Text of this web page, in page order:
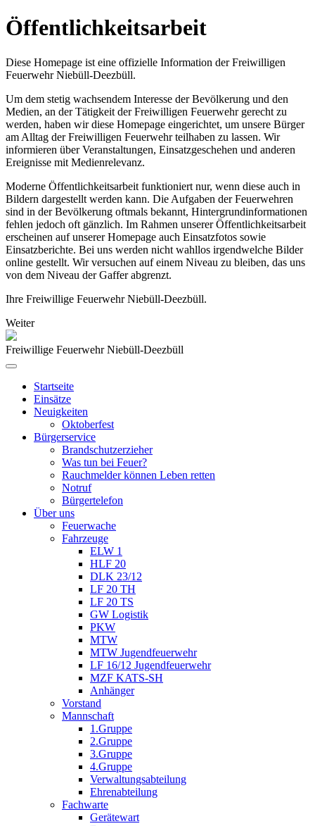
Öffentlichkeitsarbeit
Diese Homepage ist eine offizielle Information der Freiwilligen
Feuerwehr Niebüll-Deezbüll.
Um dem stetig wachsendem Interesse der Bevölkerung und den
Medien, an der Tätigkeit der Freiwilligen Feuerwehr gerecht zu
werden, haben wir diese Homepage eingerichtet, um unsere Bürger
am Alltag der Freiwilligen Feuerwehr teilhaben zu lassen. Wir
informieren über Veranstaltungen, Einsatzgeschehen und anderen
Ereignisse mit Medienrelevanz.
Moderne Öffentlichkeitsarbeit funktioniert nur, wenn diese auch in
Bildern dargestellt werden kann. Die Aufgaben der Feuerwehren
sind in der Bevölkerung oftmals bekannt, Hintergrundinformationen
fehlen jedoch oft gänzlich. Im Rahmen unserer Öffentlichkeitsarbeit
erscheinen auf unserer Homepage auch Einsatzfotos sowie
Einsatzberichte. Bei uns werden nicht wahllos irgendwelche Bilder
online gestellt. Wir versuchen auf einem Niveau zu bleiben, das uns
von dem Niveau der Gaffer abgrenzt.
Ihre Freiwillige Feuerwehr Niebüll-Deezbüll.
Weiter
Freiwillige Feuerwehr Niebüll-Deezbüll
Startseite
Einsätze
Neuigkeiten
Oktoberfest
Bürgerservice
Brandschutzerzieher
Was tun bei Feuer?
Rauchmelder können Leben retten
Notruf
Bürgertelefon
Über uns
Feuerwache
Fahrzeuge
ELW 1
HLF 20
DLK 23/12
LF 20 TH
LF 20 TS
GW Logistik
PKW
MTW
MTW Jugendfeuerwehr
LF 16/12 Jugendfeuerwehr
MZF KATS-SH
Anhänger
Vorstand
Mannschaft
1.Gruppe
2.Gruppe
3.Gruppe
4.Gruppe
Verwaltungsabteilung
Ehrenabteilung
Fachwarte
Gerätewart